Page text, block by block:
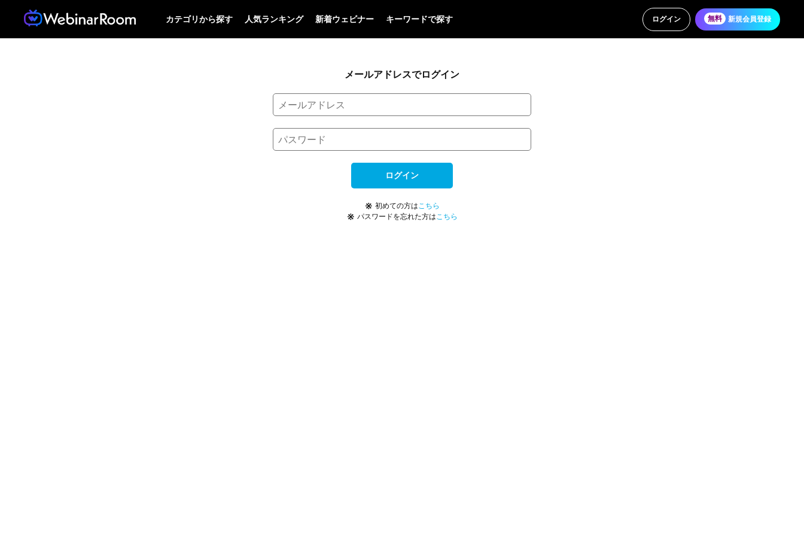
カテゴリから探す 人気ランキング 新着ウェビナー キーワードで探す ログイン 無料 新規会員登録
メールアドレスでログイン
ログイン
※ 初めての方は こちら
※ パスワードを忘れた方は こちら